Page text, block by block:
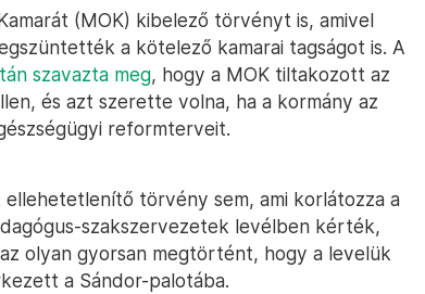
(MOK) kibelező törvényt is, amivel
a kötelező kamarai tagságot is. A
szavazta meg, hogy a MOK tiltakozott az
és azt szerette volna, ha a kormány az
reformterveit.
törvény sem, ami korlátozza a
szakszervezetek levélben kérték,
olyan gyorsan megtörtént, hogy a levelük
a Sándor-palotába.